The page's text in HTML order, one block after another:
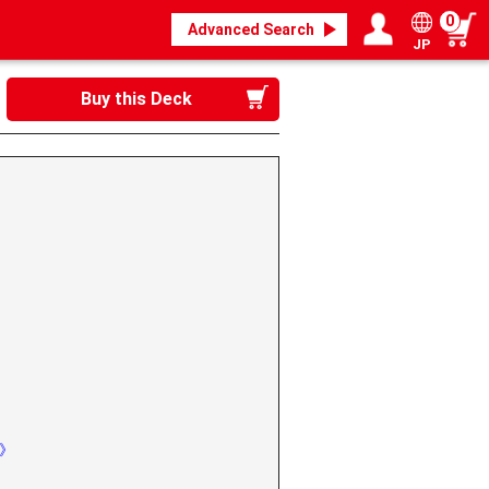
Advanced Search
Login / Register
My page
JP
0
Buy this Deck